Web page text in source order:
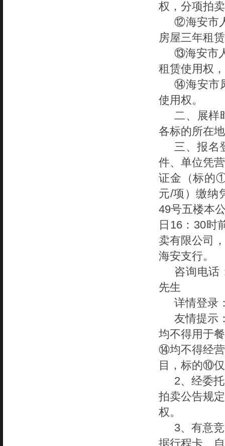
权，分项拍
⑫海安市
房屋三年租
⑬海安市
租赁使用权
⑭海安市
使用权。
二、展样
各标的所在
三、报名
件、单位凭
证金（标
元/项）缴纳
49号五楼本
日16：30时
卖有限公司
海安支行。
咨询电话
先生
详情登录
友情提示
均不得用于
⑭均不得经营
目，标的⑩
2、经委
拍卖公告规
权。
3、有意
据行程卡、